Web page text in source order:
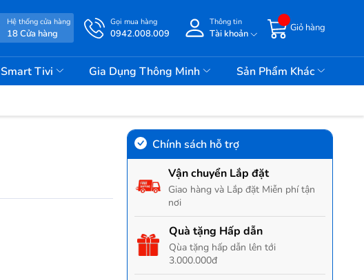
Hệ thống cửa hàng
18 Cửa hàng
Gọi mua hàng
0942.008.009
Thông tin
Tài khoản
Giỏ hàng
Smart Tivi Gia Dụng Thông Minh Sản Phẩm Khác
Chính sách hỗ trợ
Vận chuyển Lắp đặt
Giao hàng và Lắp đặt Miễn phí tận
nơi
Quà tặng Hấp dẫn
Qùa tặng hấp dẫn lên tới
3.000.000đ